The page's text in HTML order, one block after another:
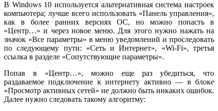
В Windows 10 используется альтернативная система настроек
компьютера; лучше всего использовать «Панель управления»,
как в более ранних версиях ОС, но можно попасть в
«Центр…» и через новое меню. Для этого нужно нажать на
значок «Все параметры» в меню уведомлений и проследовать
по следующему пути: «Сеть и Интернет», «Wi-Fi», третья
ссылка в разделе «Сопутствующие параметры».
Попав в «Центр…», можно еще раз убедиться, что
раздаваемое подключение к интернету активно — в блоке
«Просмотр активных сетей» не должно быть никаких ошибок.
Далее нужно следовать такому алгоритму: